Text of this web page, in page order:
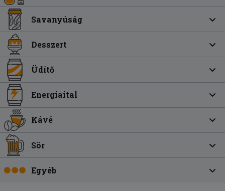
Savanyúság
Desszert
Üdítő
Energiaital
Kávé
Sör
Egyéb